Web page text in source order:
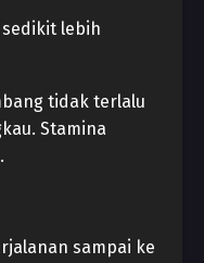
sedikit lebih
tidak terlalu
Stamina
sampai ke